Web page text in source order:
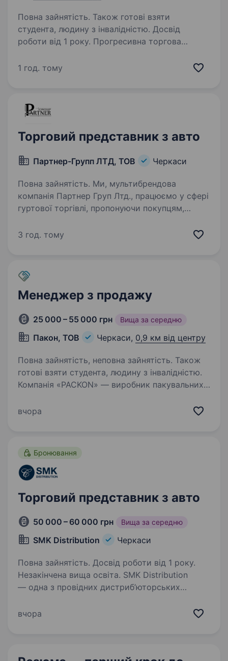
Повна зайнятість. Також готові взяти
студента, людину з інвалідністю. Досвід
роботи від 1 року. Прогресивна торгова
спеціаліста на вакансію Торговий
1 год. тому
Торговий представник з авто
Партнер-Групп ЛТД, ТОВ Черкаси
Повна зайнятість. Ми, мультибрендова
компанія Партнер Груп Лтд., працюємо у сфері
гуртової торгівлі, пропонуючи покупцям,
будівельну техніку, запасні частини,
3 год. тому
Менеджер з продажу
25 000 – 55 000 грн Вища за середню
Пакон, ТОВ Черкаси, 0,9 км від центру
Повна зайнятість, неповна зайнятість. Також
готові взяти студента, людину з інвалідністю.
Компанія «PACKON» — виробник пакувальних
та нехарчові промисловості, торгових
вчора
Бронювання
Торговий представник з авто
50 000 – 60 000 грн Вища за середню
SMK Distribution Черкаси
Повна зайнятість. Досвід роботи від 1 року.
Незакінчена вища освіта. SMK Distribution
— одна з провідних дистриб’юторських
Group. Ми розвиваємо 5 філій, сучасну
вчора